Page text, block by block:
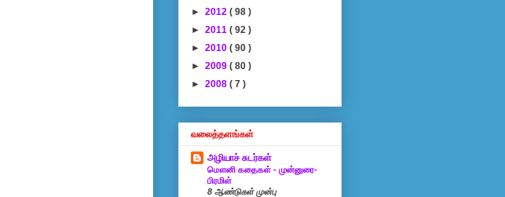
► 2012 ( 98 )
► 2011 ( 92 )
► 2010 ( 90 )
► 2009 ( 80 )
► 2008 ( 7 )
வலைத்தளங்கள்
அழியாச் சுடர்கள்
மௌனி கதைகள் - முன்னுரை-
பிரமிள்
8 ஆண்டுகள் முன்பு